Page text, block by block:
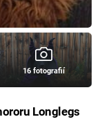
16 fotografií
Longlegs